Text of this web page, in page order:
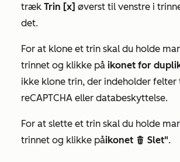
træk Trin [x] øverst til venstre i
det.
For at klone et trin skal du holde
trinnet og klikke på ikonet for
ikke klone trin, der indeholder felter
reCAPTCHA eller databeskyttelse.
For at slette et trin skal du holde
trinnet og klikke påikonet delete Slet".